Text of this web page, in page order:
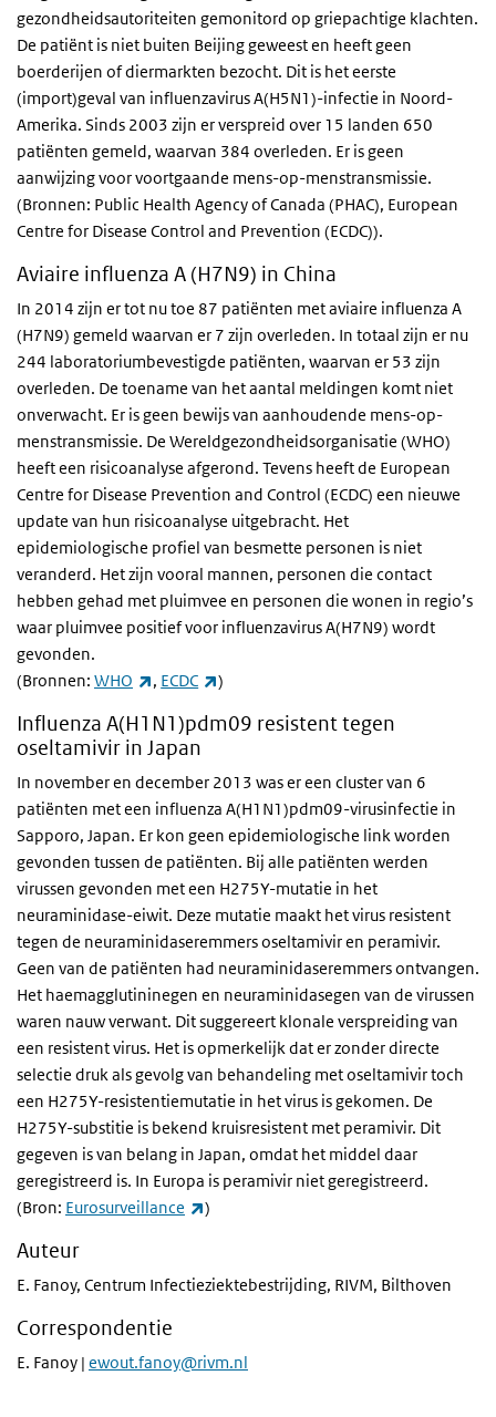
gezondheidsautoriteiten gemonitord op griepachtige klachten.
De patiënt is niet buiten Beijing geweest en heeft geen
boerderijen of diermarkten bezocht. Dit is het eerste
(import)geval van influenzavirus A(H5N1)-infectie in Noord-
Amerika. Sinds 2003 zijn er verspreid over 15 landen 650
patiënten gemeld, waarvan 384 overleden. Er is geen
aanwijzing voor voortgaande mens-op-menstransmissie.
(Bronnen: Public Health Agency of Canada (PHAC), European
Centre for Disease Control and Prevention (ECDC)).
Aviaire influenza A (H7N9) in China
In 2014 zijn er tot nu toe 87 patiënten met aviaire influenza A
(H7N9) gemeld waarvan er 7 zijn overleden. In totaal zijn er nu
244 laboratoriumbevestigde patiënten, waarvan er 53 zijn
overleden. De toename van het aantal meldingen komt niet
onverwacht. Er is geen bewijs van aanhoudende mens-op-
menstransmissie. De Wereldgezondheidsorganisatie (WHO)
heeft een risicoanalyse afgerond. Tevens heeft de European
Centre for Disease Prevention and Control (ECDC) een nieuwe
update van hun risicoanalyse uitgebracht. Het
epidemiologische profiel van besmette personen is niet
veranderd. Het zijn vooral mannen, personen die contact
hebben gehad met pluimvee en personen die wonen in regio’s
waar pluimvee positief voor influenzavirus A(H7N9) wordt
gevonden.
(Bronnen: WHO (externe link)
, ECDC (externe link)
)
Influenza A(H1N1)pdm09 resistent tegen
oseltamivir in Japan
In november en december 2013 was er een cluster van 6
patiënten met een influenza A(H1N1)pdm09-virusinfectie in
Sapporo, Japan. Er kon geen epidemiologische link worden
gevonden tussen de patiënten. Bij alle patiënten werden
virussen gevonden met een H275Y-mutatie in het
neuraminidase-eiwit. Deze mutatie maakt het virus resistent
tegen de neuraminidaseremmers oseltamivir en peramivir.
Geen van de patiënten had neuraminidaseremmers ontvangen.
Het haemagglutininegen en neuraminidasegen van de virussen
waren nauw verwant. Dit suggereert klonale verspreiding van
een resistent virus. Het is opmerkelijk dat er zonder directe
selectie druk als gevolg van behandeling met oseltamivir toch
een H275Y-resistentiemutatie in het virus is gekomen. De
H275Y-substitie is bekend kruisresistent met peramivir. Dit
gegeven is van belang in Japan, omdat het middel daar
geregistreerd is. In Europa is peramivir niet geregistreerd.
(Bron: Eurosurveillance (externe link)
)
Auteur
E. Fanoy, Centrum Infectieziektebestrijding, RIVM, Bilthoven
Correspondentie
E. Fanoy | ewout.fanoy@rivm.nl